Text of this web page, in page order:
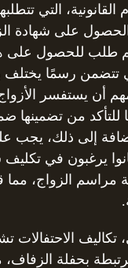
التي
الحصول على شهادة
طلب للحصول على
تتضمن رسمًا يختلف
أن يستفسر
للتأكد من تضمينها
إلى ذلك، يجب
يرغبون في
مراسم الزواج، مما
الاحتفالات
بحفلة الزفاف،